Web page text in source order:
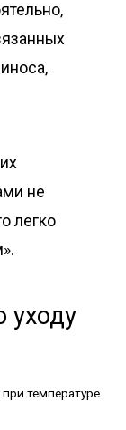
не
легко
уходу
температуре